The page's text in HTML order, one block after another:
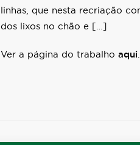
linhas, que nesta recriação
dos lixos no chão e […]
Ver a página do trabalho aqui.